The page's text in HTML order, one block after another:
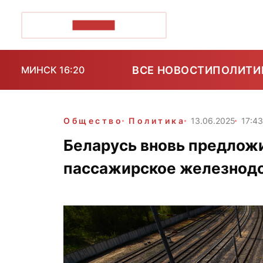
МИНСК 16:20 ВСЕ НОВОСТИ
Общество Политика 13.06.2025 17:43
Беларусь вновь
пассажирское